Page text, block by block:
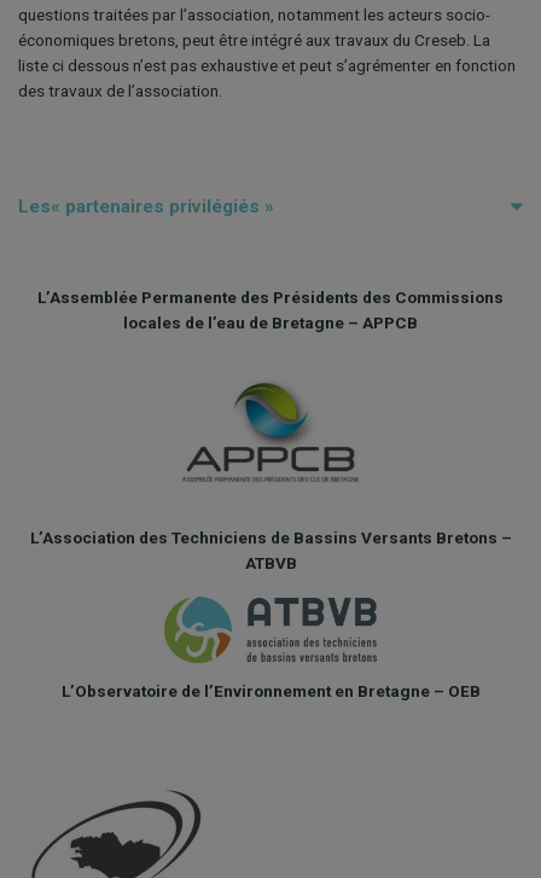
questions traitées par l’association, notamment les acteurs socio-
économiques bretons, peut être intégré aux travaux du Creseb. La
liste ci dessous n’est pas exhaustive et peut s’agrémenter en fonction
des travaux de l’association.
Les« partenaires privilégiés »
L’Assemblée Permanente des Présidents des Commissions
locales de l’eau de Bretagne – APPCB
L’Association des Techniciens de Bassins Versants Bretons –
ATBVB
L’Observatoire de l’Environnement en Bretagne – OEB